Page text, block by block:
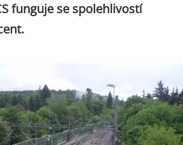
funguje se spolehlivostí